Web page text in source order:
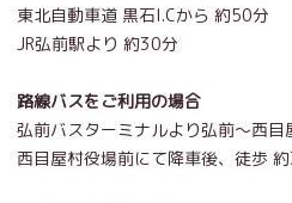
東北自動車道 黒石I.Cから 約50分
JR弘前駅より 約30分
路線バスをご利用の場合
弘前バスターミナルより弘前〜西
西目屋村役場前にて降車後、徒歩